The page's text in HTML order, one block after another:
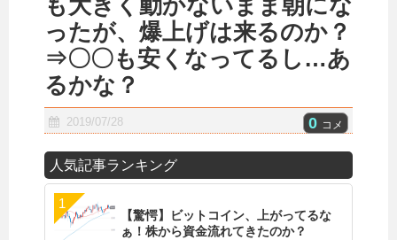
も大きく動かないまま朝にな
ったが、爆上げは来るのか？
⇒〇〇も安くなってるし…あ
るかな？
2019/07/28 0 コメ
人気記事ランキング
【驚愕】ビットコイン、上がってるな
ぁ！株から資金流れてきたのか？